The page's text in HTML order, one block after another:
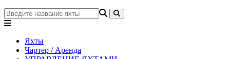
Яхты
Чартер / Аренда